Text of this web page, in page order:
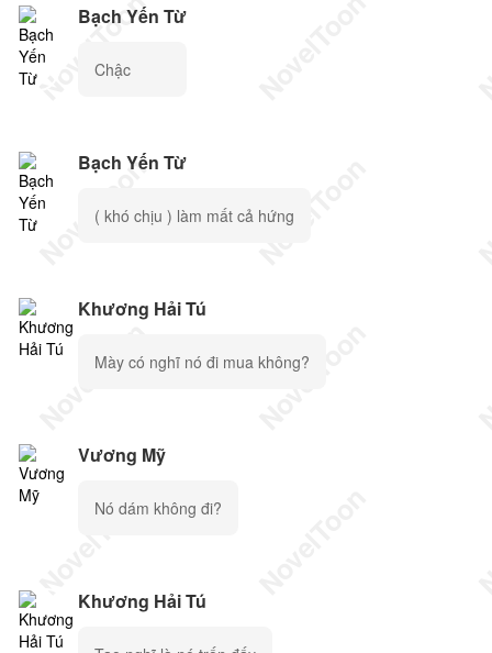
Bạch Yến Từ
Chậc
Bạch Yến Từ
( khó chịu ) làm mất cả hứng
Khương Hải Tú
Mày có nghĩ nó đi mua không?
Vương Mỹ
Nó dám không đi?
Khương Hải Tú